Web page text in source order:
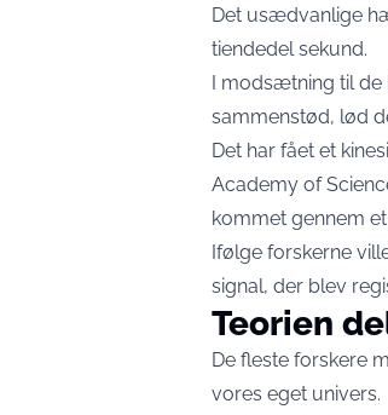
Det usædvanlige
tiendedel sekund.
I modsætning til de
sammenstød, lød
Det har fået et
Academy of
kommet gennem
Ifølge forskerne
signal, der blev
Teorien
De fleste forskere
vores eget univers.